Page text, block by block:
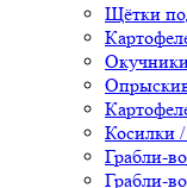
Щётки
Косилки
Грабли-
Грабли-